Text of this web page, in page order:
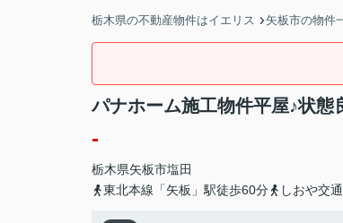
栃木県の不動産物件はイエリス 矢板市の物件
パナホーム施工物件平屋♪状態
-
栃木県矢板市塩田
東北本線「矢板」駅徒歩60分
しおや交